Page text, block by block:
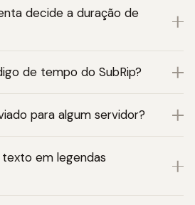
decide a duração de
de tempo do SubRip?
para algum servidor?
em legendas